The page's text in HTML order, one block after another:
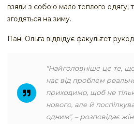
взяли з собою мало теплого одягу,
згодяться на зиму.
Пані Ольга відвідує факультет
"Найголовніше це те,
нас від проблем
приходимо, щоб не
нового, але й
одним", – розповідає